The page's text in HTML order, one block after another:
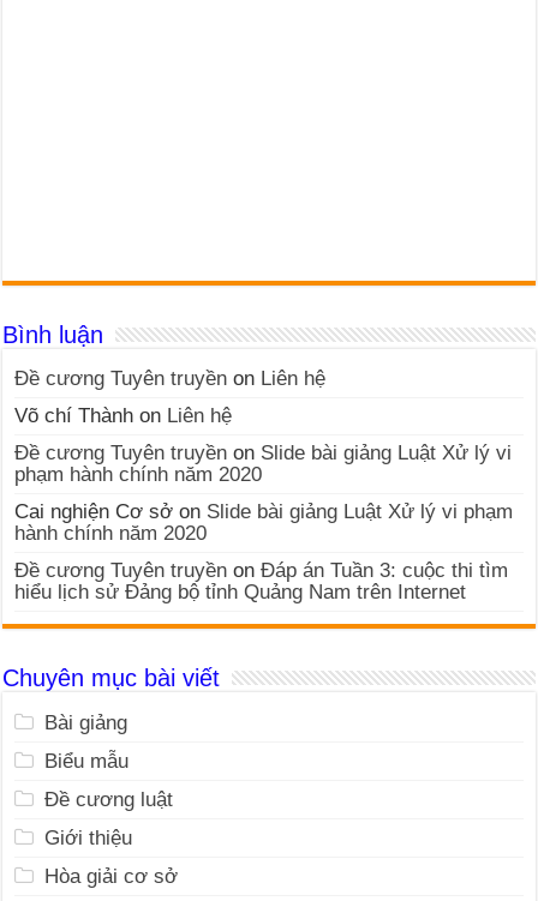
Bình luận
Đề cương Tuyên truyền on Liên hệ
Võ chí Thành on Liên hệ
Đề cương Tuyên truyền on Slide bài giảng Luật Xử lý vi
phạm hành chính năm 2020
Cai nghiện Cơ sở on Slide bài giảng Luật Xử lý vi phạm
hành chính năm 2020
Đề cương Tuyên truyền onĐáp án Tuần 3: cuộc thi tìm
hiểu lịch sử Đảng bộ tỉnh Quảng Nam trên Internet
Chuyên mục bài viết
Bài giảng
Biểu mẫu
Đề cương luật
Giới thiệu
Hòa giải cơ sở